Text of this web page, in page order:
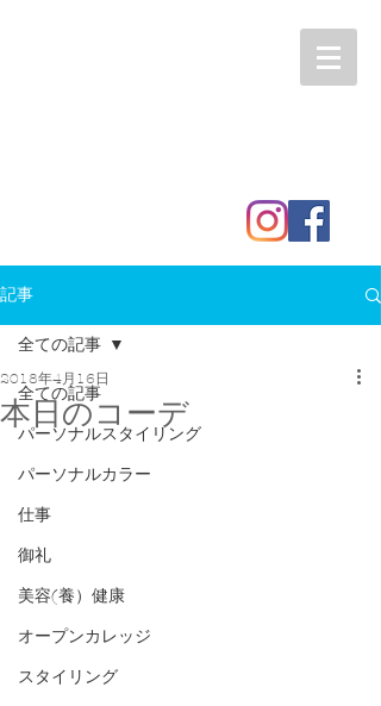
記事
全ての記事
パーソナルスタイリング
パーソナルカラー
仕事
御礼
美容(養）健康
オープンカレッジ
スタイリング
全ての記事
本日のコーデ
2018年4月16日